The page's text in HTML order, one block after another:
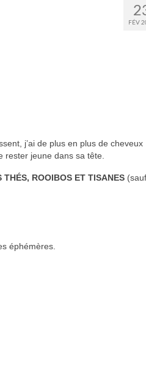
FÉV
j’ai de plus en plus de cheveux
rester jeune dans sa tête.
ROOIBOS ET TISANES (sauf
éphémères.